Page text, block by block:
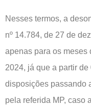
Nesses termos, a
nº 14.784, de 27 de
apenas para os meses
2024, já que a partir
disposições passando
pela referida MP, caso